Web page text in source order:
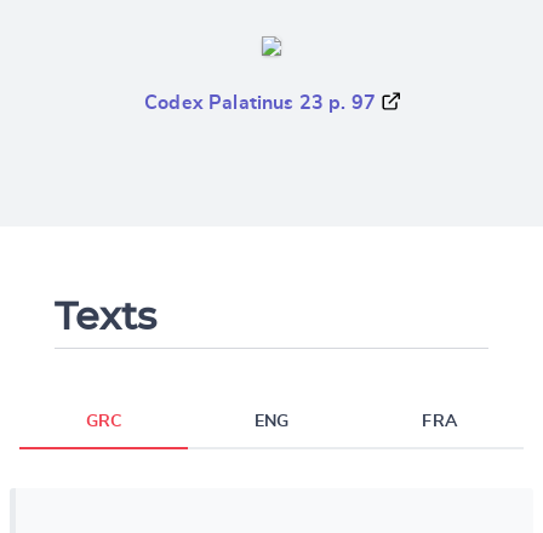
Codex Palatinus 23 p. 97
Texts
GRC ENG FRA